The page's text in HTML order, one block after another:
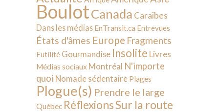
BoulotCanada Caraïbes
Dans les médias EnTransit.ca Entrevues
États d'âmes Europe Fragments
Futilité Gourmandise Insolite Livres
Médias sociaux Montréal N'importe
quoi Nomade sédentaire Plages
Plogue(s) Prendre le large
Québec RéflexionsSur la route